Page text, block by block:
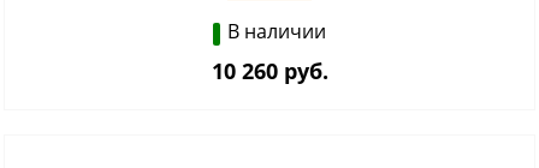
В наличии
10 260 руб.